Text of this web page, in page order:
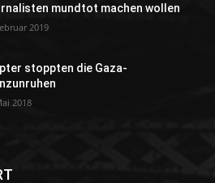
mundtot machen wollen
2019
stoppten die Gaza-
2018